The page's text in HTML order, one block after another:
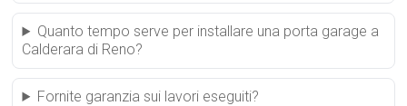
Quanto tempo serve per installare una porta garage a
Calderara di Reno?
Fornite garanzia sui lavori eseguiti?